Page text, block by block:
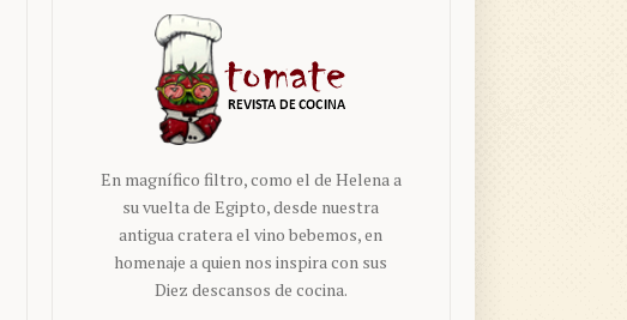
En magnífico filtro, como el de Helena a
su vuelta de Egipto, desde nuestra
antigua cratera el vino bebemos, en
homenaje a quien nos inspira con sus
Diez descansos de cocina.